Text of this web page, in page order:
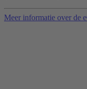
Meer informatie over de